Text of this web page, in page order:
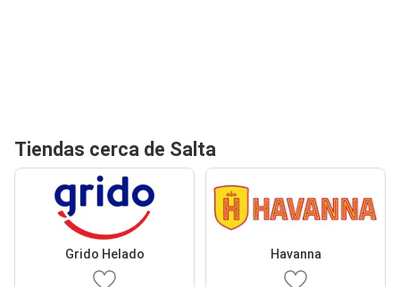
Tiendas cerca de Salta
Grido Helado Havanna